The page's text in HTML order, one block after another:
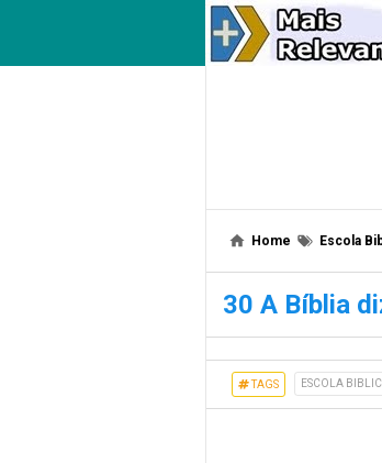
Home Escola
30 A Bíblia
TAGS ESCOLA